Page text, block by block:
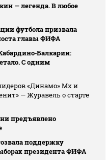
— легенда. В любое
футбола призвала
главы ФИФА
С одним
«Динамо» Мх и
— Журавель о старте
предъявлено
поддержку
президента ФИФА